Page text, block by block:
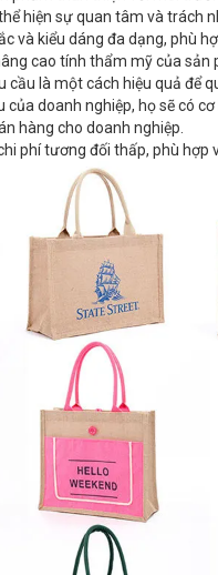
hiện sự quan tâm và trách
và kiểu dáng đa dạng, phù
cao tính thẩm mỹ của sản
là một cách hiệu quả để
doanh nghiệp, họ sẽ có
hàng cho doanh nghiệp.
phí tương đối thấp, phù hợp